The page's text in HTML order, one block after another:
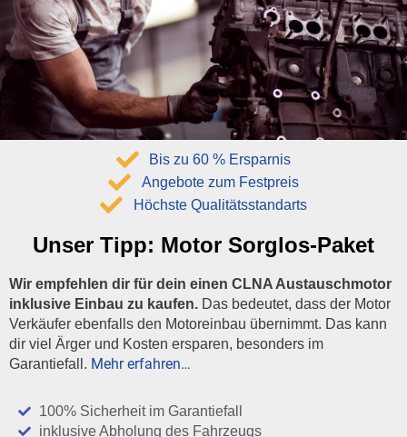
Unser Tipp: Motor Sorglos-Paket
Wir empfehlen dir für dein einen CLNA Austauschmotor
inklusive Einbau zu kaufen. Das bedeutet, dass der Motor
Verkäufer ebenfalls den Motoreinbau übernimmt. Das kann
dir viel Ärger und Kosten ersparen, besonders im
Garantiefall. Mehr erfahren…
100% Sicherheit im Garantiefall
inklusive Abholung des Fahrzeugs
Bis zu 60 % Ersparnis
Angebote zum Festpreis
Höchste Qualitätsstandarts